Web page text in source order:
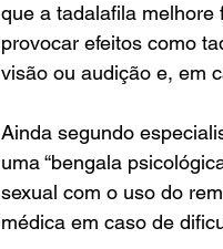
que a tadalafila melhore
provocar efeitos como
visão ou audição e, em
Ainda segundo
uma “bengala
sexual com o uso do
médica em caso de